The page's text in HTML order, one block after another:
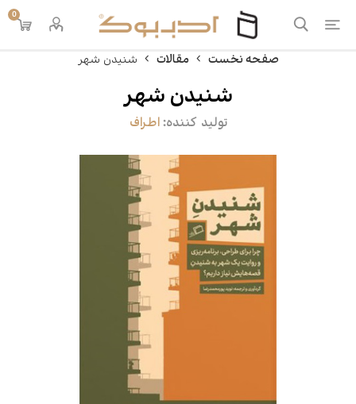
0
صفحه نخست مقالات شنیدن شهر
شنیدن شهر
تولید کننده: اطراف